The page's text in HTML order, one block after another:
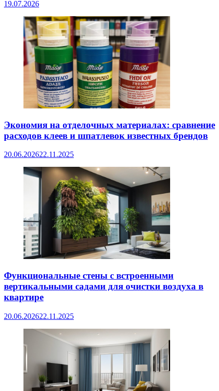
19.07.2026
Экономия на отделочных материалах: сравнение
расходов клеев и шпатлевок известных брендов
20.06.202622.11.2025
Функциональные стены с встроенными
вертикальными садами для очистки воздуха в
квартире
20.06.202622.11.2025